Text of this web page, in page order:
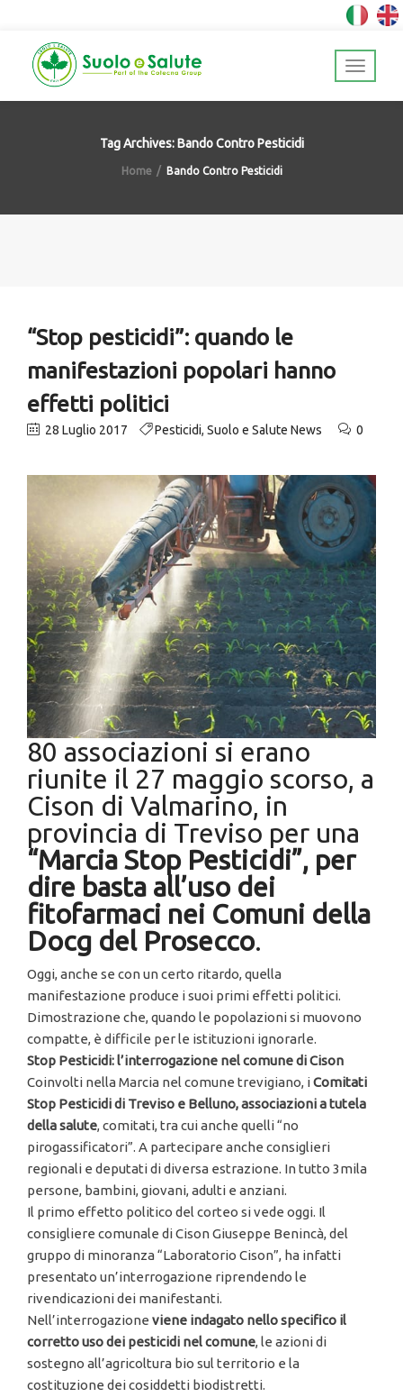
Tag Archives: Bando Contro Pesticidi
Home Bando Contro Pesticidi
“Stop pesticidi”: quando le
manifestazioni popolari hanno
effetti politici
28 Luglio 2017 Pesticidi, Suolo e Salute News 0
80 associazioni si erano
riunite il 27 maggio scorso, a
Cison di Valmarino, in
provincia di Treviso per una
“Marcia Stop Pesticidi”, per
dire basta all’uso dei
fitofarmaci nei Comuni della
Docg del Prosecco.
Oggi, anche se con un certo ritardo, quella
manifestazione produce i suoi primi effetti politici.
Dimostrazione che, quando le popolazioni si muovono
compatte, è difficile per le istituzioni ignorarle.
Stop Pesticidi: l’interrogazione nel comune di Cison
Coinvolti nella Marcia nel comune trevigiano, iComitati
Stop Pesticidi di Treviso e Belluno, associazioni a tutela
della salute, comitati, tra cui anche quelli “no
pirogassificatori”. A partecipare anche consiglieri
regionali e deputati di diversa estrazione. In tutto 3mila
persone, bambini, giovani, adulti e anziani.
Il primo effetto politico del corteo si vede oggi. Il
consigliere comunale di Cison Giuseppe Benincà, del
gruppo di minoranza “Laboratorio Cison”, ha infatti
presentato un’interrogazione riprendendo le
rivendicazioni dei manifestanti.
Nell’interrogazione viene indagato nello specifico il
corretto uso dei pesticidi nel comune, le azioni di
sostegno all’agricoltura bio sul territorio e la
costituzione dei cosiddetti biodistretti.